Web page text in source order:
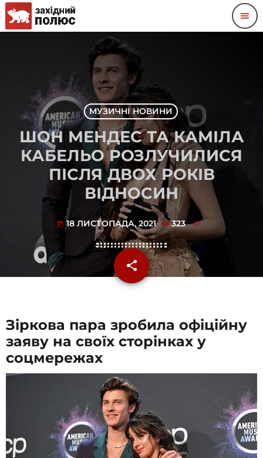
menu
МУЗИЧНІ НОВИНИ
ШОН МЕНДЕС ТА КАМІЛА
КАБЕЛЬО РОЗЛУЧИЛИСЯ
ПІСЛЯ ДВОХ РОКІВ
ВІДНОСИН
today 18 ЛИСТОПАДА, 2021 323
share
email
Зіркова пара зробила офіційну
заяву на своїх сторінках у
соцмережах